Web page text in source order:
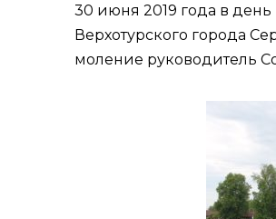
30 июня 2019 года в
Верхотурского города
моление руководитель